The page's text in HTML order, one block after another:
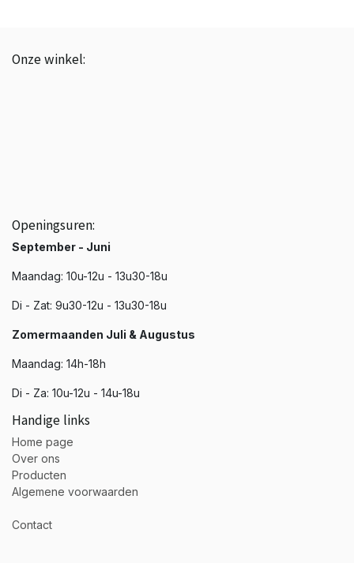
Onze winkel:
Openingsuren:
September - Juni
Maandag: 10u-12u - 13u30-18u
Di - Zat: 9u30-12u - 13u30-18u
Zomermaanden Juli & Augustus
Maandag: 14h-18h
Di - Za: 10u-12u - 14u-18u
Handige links
Home page
Over ons
Producten
Algemene voorwaarden
Contact